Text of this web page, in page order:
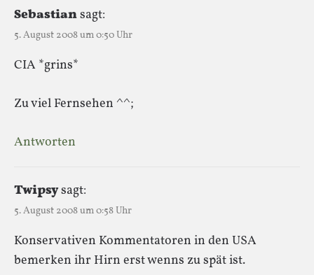
Sebastiansagt:
5. August 2008 um 0:50 Uhr
CIA *grins*
Zu viel Fernsehen ^^;
Antworten
Twipsysagt:
5. August 2008 um 0:58 Uhr
Konservativen Kommentatoren in den USA
bemerken ihr Hirn erst wenns zu spät ist.